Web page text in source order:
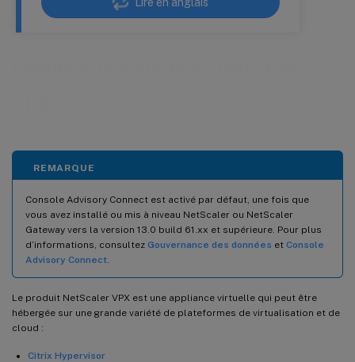
REMARQUE
Console Advisory Connect est activé par défaut, une fois que
vous avez installé ou mis à niveau NetScaler ou NetScaler
Gateway vers la version 13.0 build 61.xx et supérieure. Pour plus
d’informations, consultez Gouvernance des données et Console
Advisory Connect
Le produit NetScaler VPX est une appliance virtuelle qui peut être
hébergée sur une grande variété de plateformes de virtualisation et de
cloud :
Citrix Hypervisor